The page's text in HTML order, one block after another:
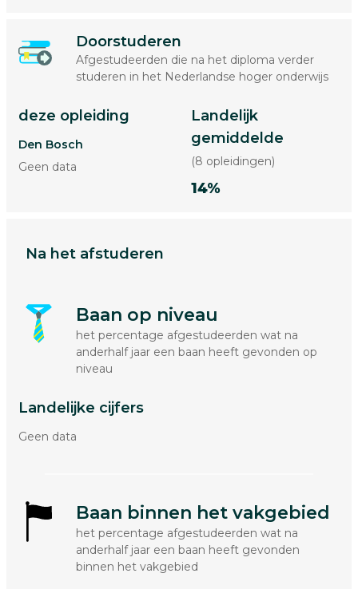
Doorstuderen
Afgestudeerden die na het diploma verder
studeren in het Nederlandse hoger onderwijs
deze opleiding
Den Bosch
Geen data
Landelijk
gemiddelde
(8 opleidingen)
14%
Na het afstuderen
Baan op niveau
het percentage afgestudeerden wat na
anderhalf jaar een baan heeft gevonden op
niveau
Landelijke cijfers
Geen data
Baan binnen het vakgebied
het percentage afgestudeerden wat na
anderhalf jaar een baan heeft gevonden
binnen het vakgebied